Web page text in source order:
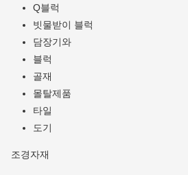
Q블럭
빗물받이 블럭
담장기와
블럭
골재
몰탈제품
타일
도기
조경자재